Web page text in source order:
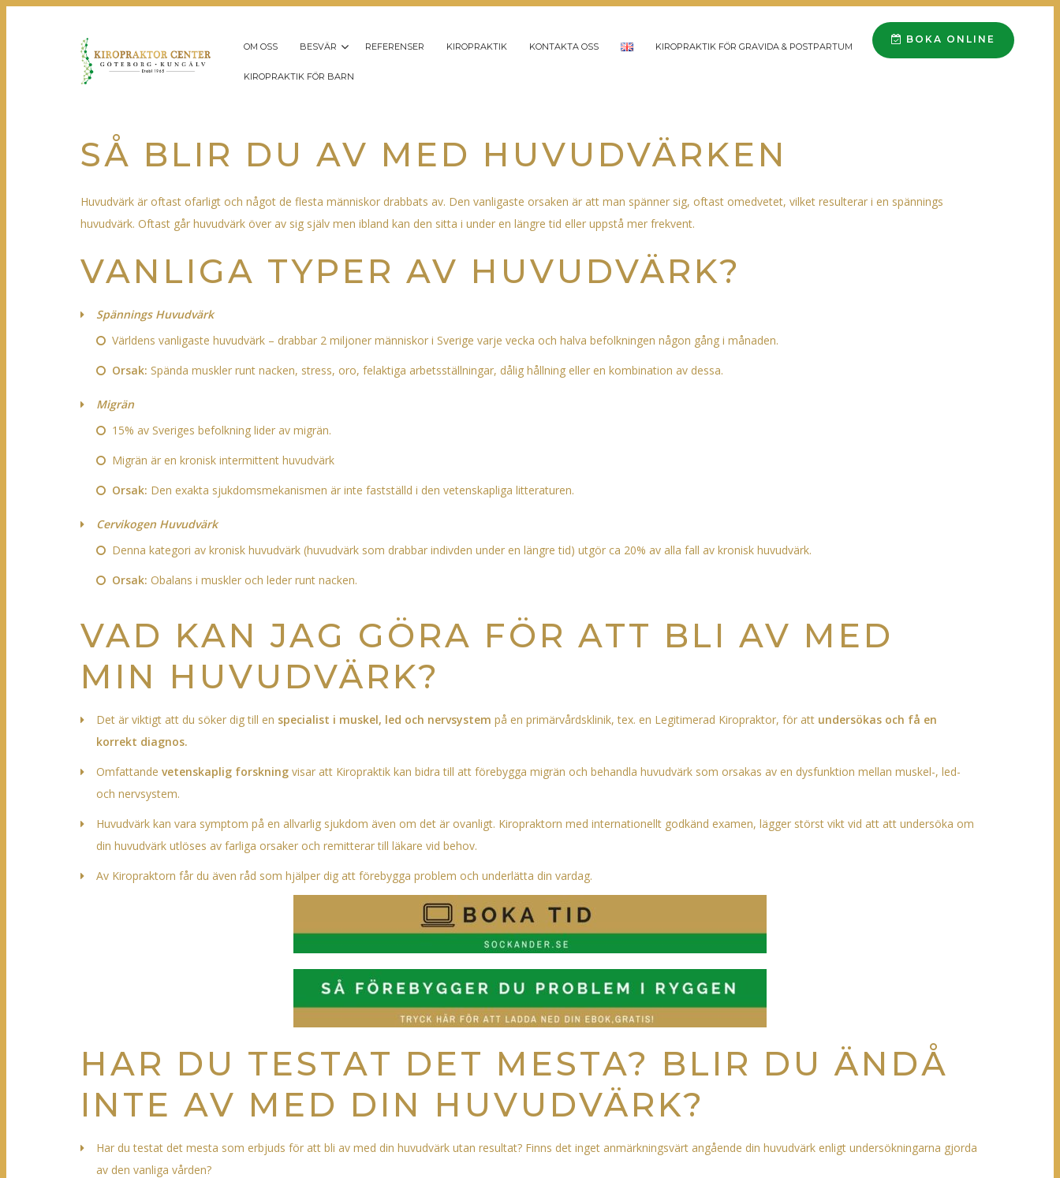
BOKA ONLINE
OM OSS BESVÄR REFERENSER KIROPRAKTIK KONTAKTA OSS KIROPRAKTIK FÖR GRAVIDA & POSTPARTUM
KIROPRAKTIK FÖR BARN
SÅ BLIR DU AV MED HUVUDVÄRKEN
Huvudvärk är oftast ofarligt och något de flesta människor drabbats av. Den vanligaste orsaken är att man spänner sig, oftast omedvetet, vilket resulterar i en spännings
huvudvärk. Oftast går huvudvärk över av sig själv men ibland kan den sitta i under en längre tid eller uppstå mer frekvent.
VANLIGA TYPER AV HUVUDVÄRK?
Spännings Huvudvärk
Världens vanligaste huvudvärk – drabbar 2 miljoner människor i Sverige varje vecka och halva befolkningen någon gång i månaden.
Orsak: Spända muskler runt nacken, stress, oro, felaktiga arbetsställningar, dålig hållning eller en kombination av dessa.
Migrän
15% av Sveriges befolkning lider av migrän.
Migrän är en kronisk intermittent huvudvärk
Orsak: Den exakta sjukdomsmekanismen är inte fastställd i den vetenskapliga litteraturen.
Cervikogen Huvudvärk
Denna kategori av kronisk huvudvärk (huvudvärk som drabbar indivden under en längre tid) utgör ca 20% av alla fall av kronisk huvudvärk.
Orsak: Obalans i muskler och leder runt nacken.
VAD KAN JAG GÖRA FÖR ATT BLI AV MED
MIN HUVUDVÄRK?
Det är viktigt att du söker dig till en specialist i muskel, led och nervsystem på en primärvårdsklinik, tex. en Legitimerad Kiropraktor, för att undersökas och få en
korrekt diagnos.
Omfattande vetenskaplig forskning visar att Kiropraktik kan bidra till att förebygga migrän och behandla huvudvärk som orsakas av en dysfunktion mellan muskel-, led-
och nervsystem.
Huvudvärk kan vara symptom på en allvarlig sjukdom även om det är ovanligt. Kiropraktorn med internationellt godkänd examen, lägger störst vikt vid att att undersöka om
din huvudvärk utlöses av farliga orsaker och remitterar till läkare vid behov.
Av Kiropraktorn får du även råd som hjälper dig att förebygga problem och underlätta din vardag.
HAR DU TESTAT DET MESTA? BLIR DU ÄNDÅ
INTE AV MED DIN HUVUDVÄRK?
Har du testat det mesta som erbjuds för att bli av med din huvudvärk utan resultat? Finns det inget anmärkningsvärt angående din huvudvärk enligt undersökningarna gjorda
av den vanliga vården?